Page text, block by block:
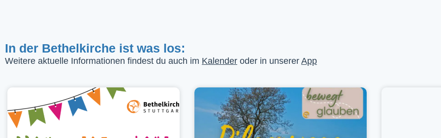
In der Bethelkirche ist was los:
Weitere aktuelle Informationen findest du auch im Kalender oder in unserer App